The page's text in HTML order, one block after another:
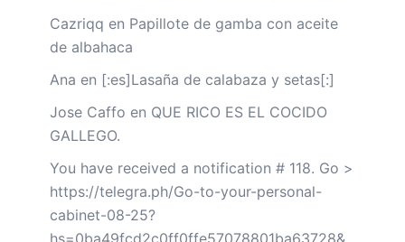
Cazriqq en Papillote de gamba con aceite
de albahaca
Ana en [:es]Lasaña de calabaza y setas[:]
Jose Caffo en QUE RICO ES EL COCIDO
GALLEGO.
You have received a notification # 118. Go >
https://telegra.ph/Go-to-your-personal-
cabinet-08-25?